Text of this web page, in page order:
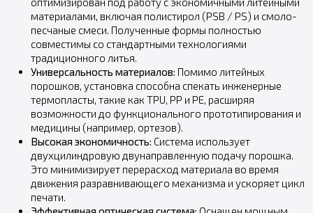
материалами, включая полистирол (PSB / PS) и смоло-
песчаные смеси. Полученные формы полностью
совместимы со стандартными технологиями
традиционного литья.
Универсальность материалов: Помимо литейных
порошков, установка способна спекать инженерные
термопласты, такие как TPU, PP и PE, расширяя
возможности до функционального прототипирования и
медицины (например, ортезов).
Высокая экономичность: Система использует
двухцилиндровую двунаправленную подачу порошка.
Это минимизирует перерасход материала во время
движения разравнивающего механизма и ускоряет цикл
печати.